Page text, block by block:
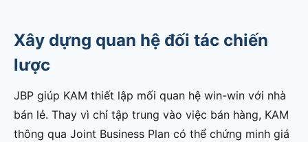
Xây dựng quan hệ đối tác chiến
lược
JBP giúp KAM thiết lập mối quan hệ win-win với nhà
bán lẻ. Thay vì chỉ tập trung vào việc bán hàng, KAM
thông qua Joint Business Plan có thể chứng minh giá